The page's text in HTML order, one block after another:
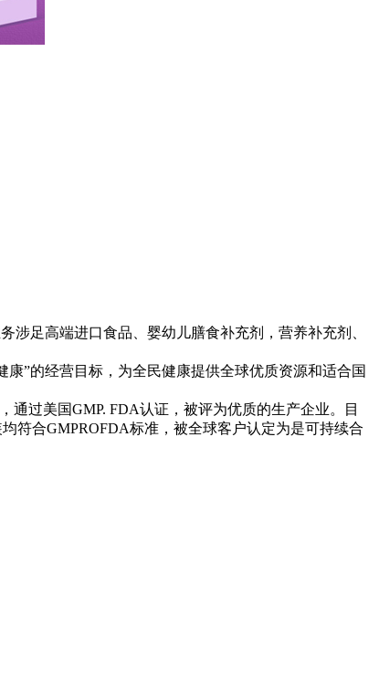
足高端进口食品、婴幼儿膳食补充剂，营养补充剂、
”的经营目标，为全民健康提供全球优质资源和适合国
通过美国GMP. FDA认证，被评为优质的生产企业。目
符合GMPROFDA标准，被全球客户认定为是可持续合